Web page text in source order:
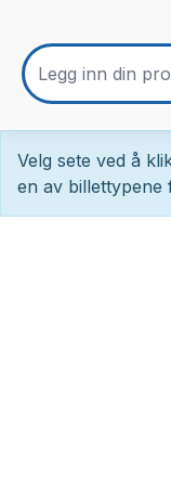
Velg sete ved å
en av billettypene